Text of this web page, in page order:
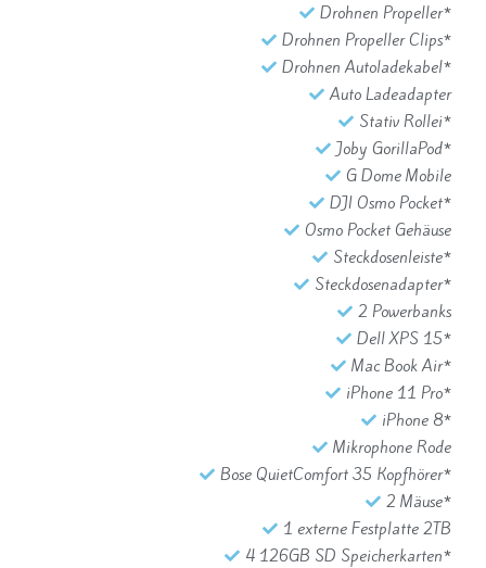
Drohnen Propeller*
Drohnen Propeller Clips*
Drohnen Autoladekabel*
Auto Ladeadapter
Stativ Rollei*
Joby GorillaPod*
G Dome Mobile
DJI Osmo Pocket*
Osmo Pocket Gehäuse
Steckdosenleiste*
Steckdosenadapter*
2 Powerbanks
Dell XPS 15*
Mac Book Air*
iPhone 11 Pro*
iPhone 8*
Mikrophone Rode
Bose QuietComfort 35 Kopfhörer*
2 Mäuse*
1 externe Festplatte 2TB
4 126GB SD Speicherkarten*